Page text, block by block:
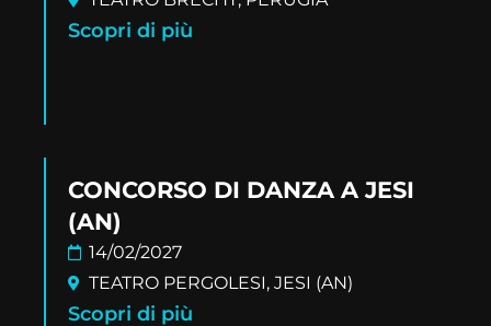
Scopri di più
CONCORSO DI DANZA A JESI
(AN)
14/02/2027
TEATRO PERGOLESI, JESI (AN)
Scopri di più